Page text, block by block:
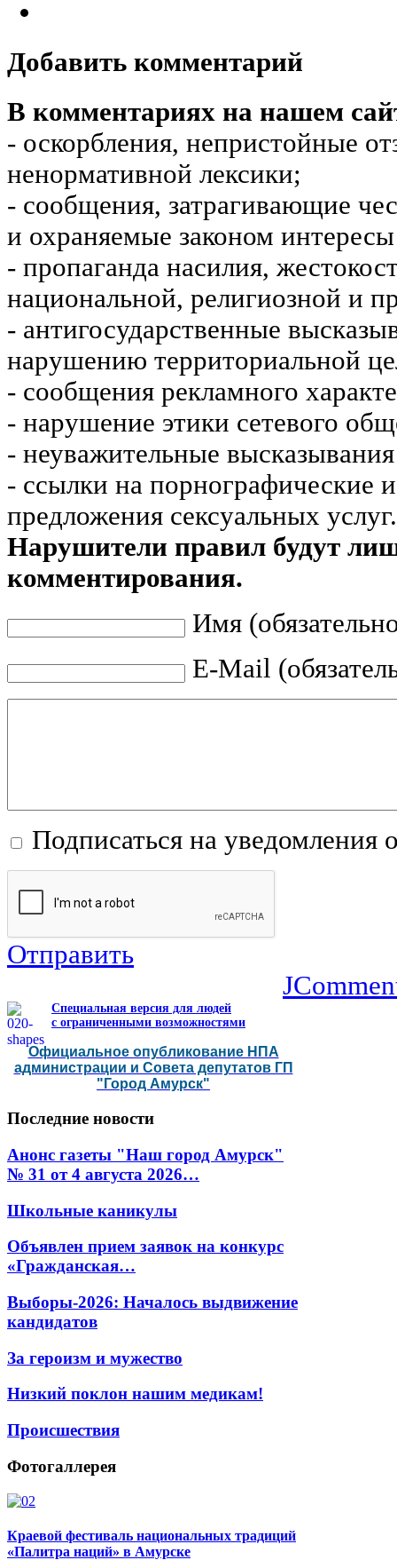
Добавить комментарий
В комментариях на нашем
- оскорбления, непристойные
ненормативной лексики;
- сообщения, затрагивающие
и охраняемые законом
- пропаганда насилия,
национальной, религиозной и
- антигосударственные
нарушению территориальной
- сообщения рекламного
- нарушение этики сетевого
- неуважительные
- ссылки на порнографические
предложения сексуальных услуг.
Нарушители правил будут
комментирования.
Имя
E-Mail
Подписаться на уведомления
Отправить
Специальная версия для людей
с ограниченными возможностями
Официальное опубликование НПА
администрации и Совета депутатов ГП
"Город Амурск"
Последние новости
Анонс газеты "Наш город Амурск"
№ 31 от 4 августа 2026…
Школьные каникулы
Объявлен прием заявок на конкурс
«Гражданская…
Выборы-2026: Началось выдвижение
кандидатов
За героизм и мужество
Низкий поклон нашим медикам!
Происшествия
Фотогаллерея
Краевой фестиваль национальных традиций
«Палитра наций» в Амурске